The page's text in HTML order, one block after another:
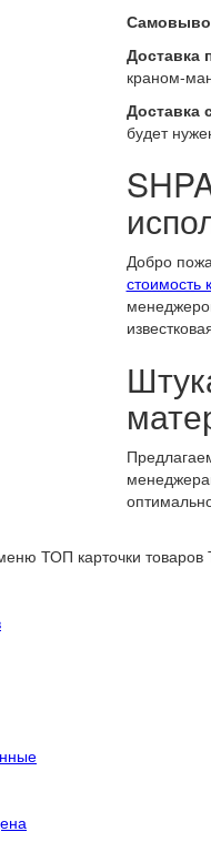
Доставка
краном-
Доставка
будет
Добро
стоимость
ТОП карточки товаров